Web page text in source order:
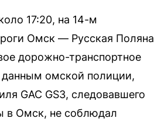
17:20, на 14-м
Омск — Русская Поляна
дорожно-транспортное
омской полиции,
GAC GS3, следовавшего
в Омск, не соблюдал